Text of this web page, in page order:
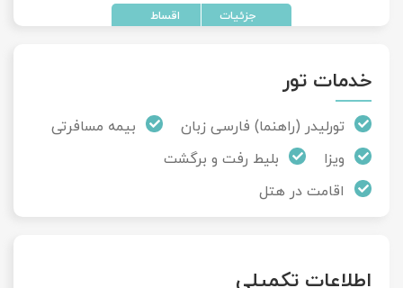
خدمات تور
تورلیدر (راهنما) فارسی زبان
بیمه مسافرتی
ویزا
بلیط رفت و برگشت
اقامت در هتل
اطلاعات تکمیلی